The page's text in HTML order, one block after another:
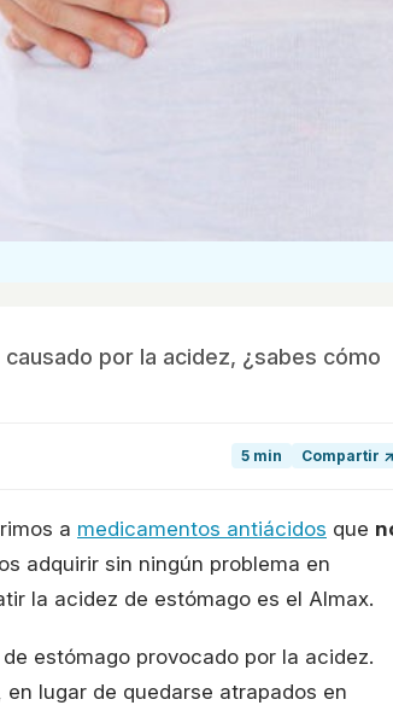
por la acidez, ¿sabes cómo
5 min Compartir ↗
a medicamentos antiácidos que
adquirir sin ningún problema en
la acidez de estómago es el Almax.
estómago provocado por la acidez.
lugar de quedarse atrapados en